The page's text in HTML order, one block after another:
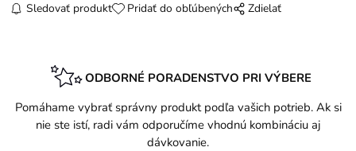
Sledovať produkt Pridať do obľúbených Zdielať
ODBORNÉ PORADENSTVO PRI VÝBERE
Pomáhame vybrať správny produkt podľa vašich potrieb. Ak si
nie ste istí, radi vám odporučíme vhodnú kombináciu aj
dávkovanie.